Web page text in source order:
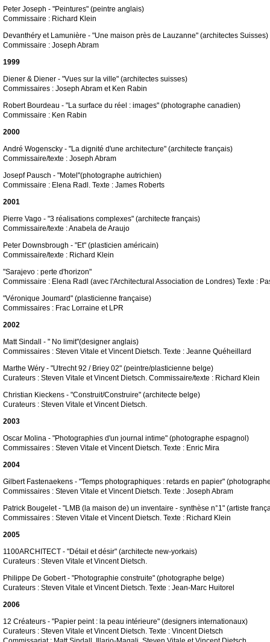
Peter Joseph - "Peintures" (peintre anglais)
Commissaire : Richard Klein
Devanthéry et Lamunière - "Une maison près de Lauzanne" (architectes Suisses)
Commissaire : Joseph Abram
1999
Diener & Diener - "Vues sur la ville" (architectes suisses)
Commissaires : Joseph Abram et Ken Rabin
Robert Bourdeau - "La surface du réel : images" (photographe canadien)
Commissaire : Ken Rabin
2000
André Wogenscky - "La dignité d'une architecture" (architecte français)
Commissaire/texte : Joseph Abram
Josepf Pausch - "Motel"(photographe autrichien)
Commissaire : Elena Radl. Texte : James Roberts
2001
Pierre Vago - "3 réalisations complexes" (architecte français)
Commissaire/texte : Anabela de Araujo
Peter Downsbrough - "Et" (plasticien américain)
Commissaire/texte : Richard Klein
"Sarajevo : perte d'horizon"
Commissaire : Elena Radl (avec l'Architectural Association de Londres) Texte :
"Véronique Joumard" (plasticienne française)
Commissaires : Frac Lorraine et LPR
2002
Matt Sindall - " No limit"(designer anglais)
Commissaires : Steven Vitale et Vincent Dietsch. Texte : Jeanne Quéheillard
Marthe Wéry - "Utrecht 92 / Briey 02" (peintre/plasticienne belge)
Curateurs : Steven Vitale et Vincent Dietsch. Commissaire/texte : Richard Klein
Christian Kieckens - "Construit/Construire" (architecte belge)
Curateurs : Steven Vitale et Vincent Dietsch.
2003
Oscar Molina - "Photographies d'un journal intime" (photographe espagnol)
Commissaires : Steven Vitale et Vincent Dietsch. Texte : Enric Mira
2004
Gilbert Fastenaekens - "Temps photographiques : retards en papier"
Commissaires : Steven Vitale et Vincent Dietsch. Texte : Joseph Abram
Patrick Bougelet - "LMB (la maison de) un inventaire - synthèse n°1" (artiste
Commissaires : Steven Vitale et Vincent Dietsch. Texte : Richard Klein
2005
1100ARCHITECT - "Détail et désir" (architecte new-yorkais)
Curateurs : Steven Vitale et Vincent Dietsch.
Philippe De Gobert - "Photographie construite" (photographe belge)
Curateurs : Steven Vitale et Vincent Dietsch. Texte : Jean-Marc Huitorel
2006
12 Créateurs - "Papier peint : la peau intérieure" (designers internationaux)
Curateurs : Steven Vitale et Vincent Dietsch. Texte : Vincent Dietsch